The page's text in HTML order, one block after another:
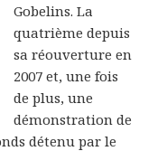
Gobelins. La
quatrième depuis
sa réouverture en
2007 et, une fois
de plus, une
démonstration de
détenu par le